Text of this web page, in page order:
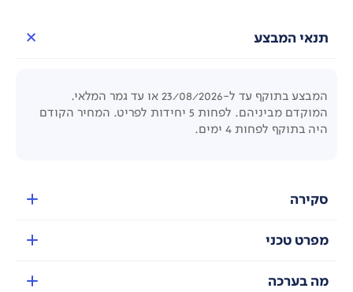
תנאי המבצע
המבצע בתוקף עד ל-23/08/2026 או עד גמר המלאי.
המוקדם מביניהם. לפחות 5 יחידות לפריט. המחיר הקודם
היה בתוקף לפחות 4 ימים.
סקירה
מפרט טכני
מה בערכה